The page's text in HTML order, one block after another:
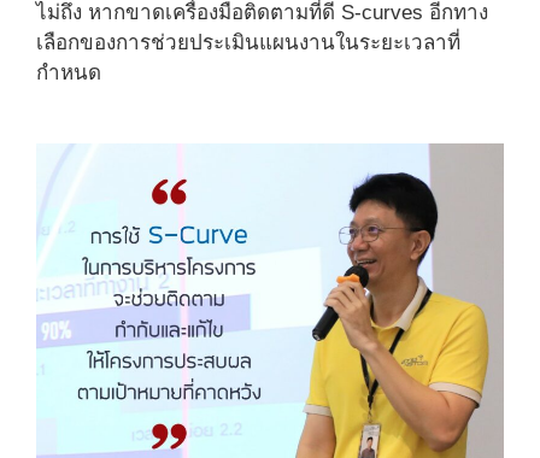
ไม่ถึง หากขาดเครื่องมือติดตามที่ดี S-curves อีกทาง
เลือกของการช่วยประเมินแผนงานในระยะเวลาที่
กำหนด